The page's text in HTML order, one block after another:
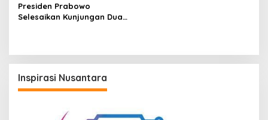
Presiden Prabowo
Selesaikan Kunjungan Dua
Inspirasi Nusantara